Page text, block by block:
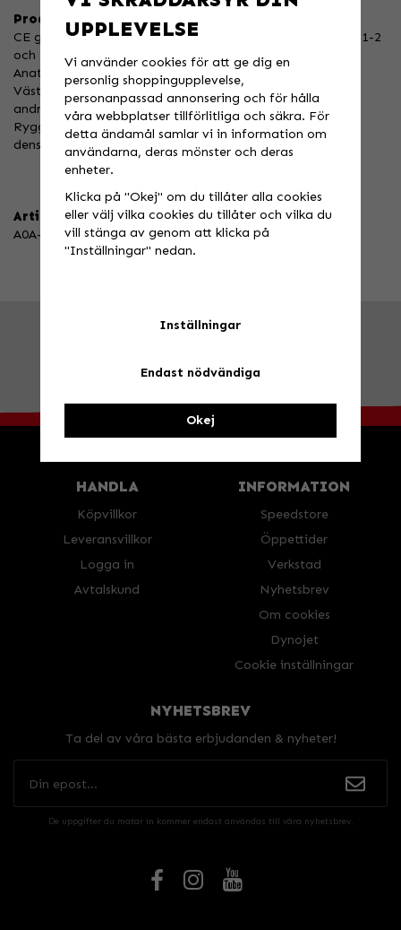
Produktbeskrivning:
CE godkänd skyddsväst som överskrider normerna EN1621-2
och EN14021, Level1
Anatomisk konstruktion.
Väst i mjukt ventilerat mesh tyg för optimal komfort och
andningsförmåga.
Rygg, bröst och axlar i termokomprimerat skum med hög
densitet.
Artikelnummer:
A0A-22F1-F01-12
Valbovägen 385, Valbo
HANDLA
Köpvillkor
Leveransvillkor
Logga in
Avtalskund
INFORMATION
Speedstore
Öppettider
Verkstad
Nyhetsbrev
Om cookies
Dynojet
Cookie inställningar
NYHETSBREV
Ta del av våra bästa erbjudanden & nyheter!
De uppgifter du matar in kommer endast användas till våra nyhetsbrev.
UPPLEVELSE
Vi använder cookies för att ge dig en
personlig shoppingupplevelse,
personanpassad annonsering och för hålla
våra webbplatser tillförlitliga och säkra. För
detta ändamål samlar vi in information om
användarna, deras mönster och deras
enheter.
Klicka på "Okej" om du tillåter alla cookies
eller välj vilka cookies du tillåter och vilka du
vill stänga av genom att klicka på
"Inställningar" nedan.
Inställningar
Endast nödvändiga
Okej